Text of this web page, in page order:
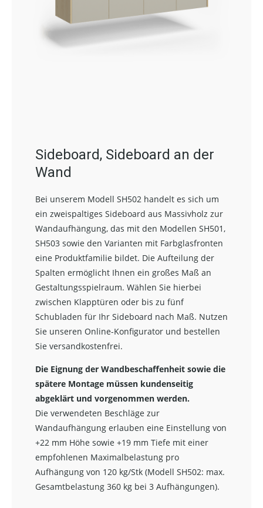
Sideboard, Sideboard an der
Wand
Bei unserem Modell SH502 handelt es sich um
ein zweispaltiges Sideboard aus Massivholz zur
Wandaufhängung, das mit den Modellen SH501,
SH503 sowie den Varianten mit Farbglasfronten
eine Produktfamilie bildet. Die Aufteilung der
Spalten ermöglicht Ihnen ein großes Maß an
Gestaltungsspielraum. Wählen Sie hierbei
zwischen Klapptüren oder bis zu fünf
Schubladen für Ihr Sideboard nach Maß. Nutzen
Sie unseren Online-Konfigurator und bestellen
Sie versandkostenfrei.
Die Eignung der Wandbeschaffenheit sowie die
spätere Montage müssen kundenseitig
abgeklärt und vorgenommen werden.
Die verwendeten Beschläge zur
Wandaufhängung erlauben eine Einstellung von
+22 mm Höhe sowie +19 mm Tiefe mit einer
empfohlenen Maximalbelastung pro
Aufhängung von 120 kg/Stk (Modell SH502: max.
Gesamtbelastung 360 kg bei 3 Aufhängungen).